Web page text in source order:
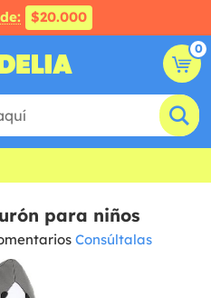
$20.000
0
para niños
Consúltalas